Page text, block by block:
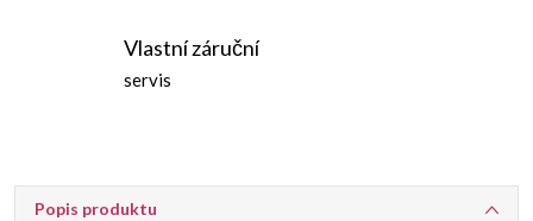
Vlastní záruční
servis
Popis produktu